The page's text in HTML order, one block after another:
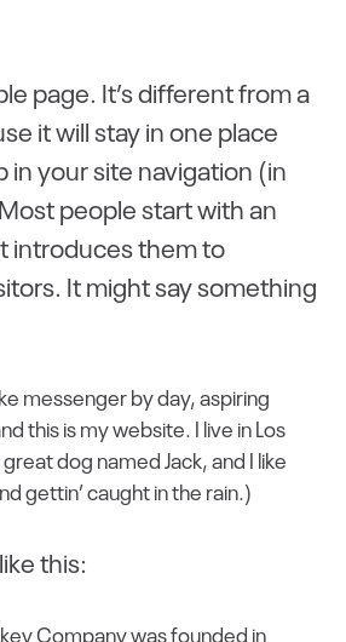
page. It’s different from a
it will stay in one place
in your site navigation (in
people start with an
introduces them to
It might say something
messenger by day, aspiring
this is my website. I live in Los
dog named Jack, and I like
gettin’ caught in the rain.)
this:
Company was founded in